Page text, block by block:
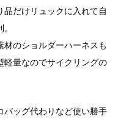
だけリュックに入れて自
のショルダーハーネスも
量なのでサイクリングの
ッグ代わりなど使い勝手